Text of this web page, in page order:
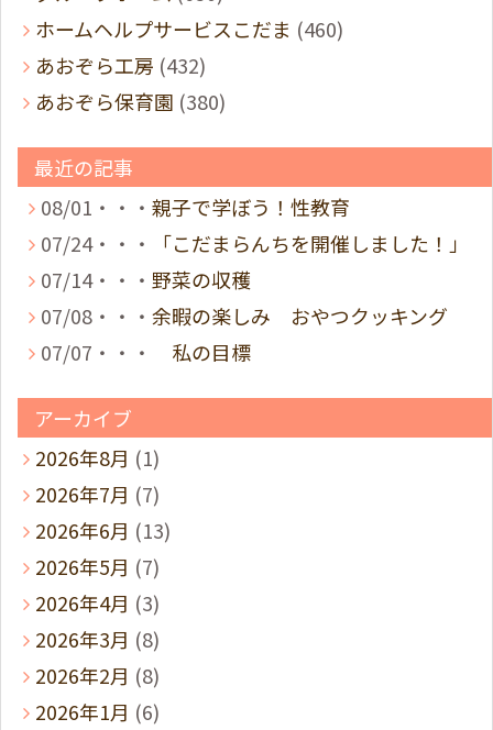
ホームヘルプサービスこだま (460)
あおぞら工房 (432)
あおぞら保育園 (380)
最近の記事
08/01・・・ 親子で学ぼう！性教育
07/24・・・
「こだまらんちを開催しました！」
07/14・・・ 野菜の収穫
07/08・・・ 余暇の楽しみ おやつクッキング
07/07・・・
私の目標
アーカイブ
2026年8月 (1)
2026年7月 (7)
2026年6月 (13)
2026年5月 (7)
2026年4月 (3)
2026年3月 (8)
2026年2月 (8)
2026年1月 (6)